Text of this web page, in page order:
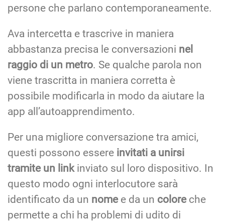
persone che parlano contemporaneamente.
Ava intercetta e trascrive in maniera
abbastanza precisa le conversazioni nel
raggio di un metro. Se qualche parola non
viene trascritta in maniera corretta è
possibile modificarla in modo da aiutare la
app all’autoapprendimento.
Per una migliore conversazione tra amici,
questi possono essere invitati a unirsi
tramite un linkinviato sul loro dispositivo. In
questo modo ogni interlocutore sarà
identificato da un nome e da un colore che
permette a chi ha problemi di udito di